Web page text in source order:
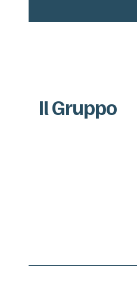
Il Gruppo